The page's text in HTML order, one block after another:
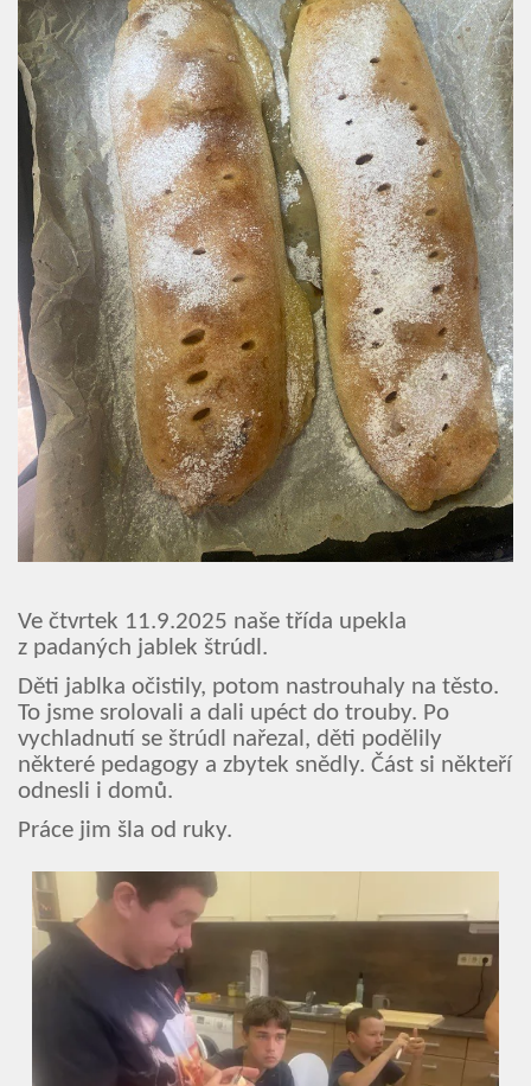
Úvod
Organizace školního roku
Úřední deska
Naše škola
Základní škola
ZŠ speciální
ZŠ a MŠ při nemocnici
Školní družina
Fotogalerie
Kalendář akcí
Aktuality
Kontakty
Vyhledávání na webu
Ve čtvrtek 11.9.2025 naše třída upekla
z padaných jablek štrúdl.
Děti jablka očistily, potom nastrouhaly na těsto.
To jsme srolovali a dali upéct do trouby. Po
vychladnutí se štrúdl nařezal, děti podělily
některé pedagogy a zbytek snědly. Část si někteří
odnesli i domů.
Práce jim šla od ruky.